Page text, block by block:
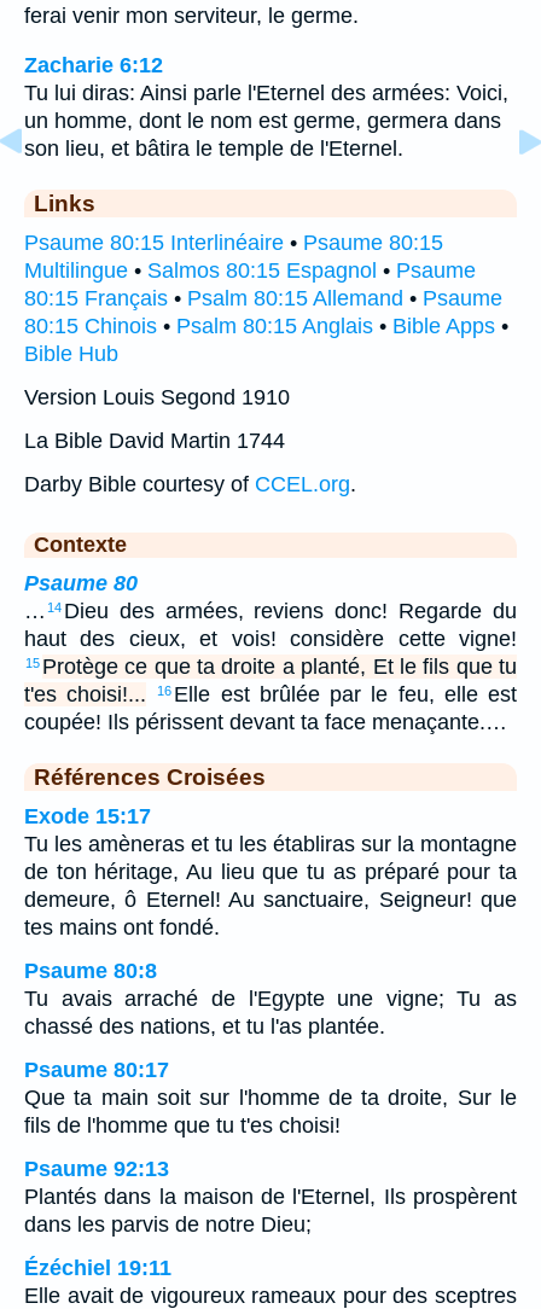
ferai venir mon serviteur, le germe.
Zacharie 6:12
Tu lui diras: Ainsi parle l'Eternel des armées: Voici,
un homme, dont le nom est germe, germera dans
son lieu, et bâtira le temple de l'Eternel.
Links
Psaume 80:15 Interlinéaire • Psaume 80:15
Multilingue • Salmos 80:15 Espagnol • Psaume
80:15 Français • Psalm 80:15 Allemand • Psaume
80:15 Chinois • Psalm 80:15 Anglais • Bible Apps •
Bible Hub
Version Louis Segond 1910
La Bible David Martin 1744
Darby Bible courtesy of CCEL.org.
Contexte
Psaume 80
… 14 Dieu des armées, reviens donc! Regarde du
haut des cieux, et vois! considère cette vigne!
15 Protège ce que ta droite a planté, Et le fils que tu
t'es choisi!...
16 Elle est brûlée par le feu, elle est
coupée! Ils périssent devant ta face menaçante.…
Références Croisées
Exode 15:17
Tu les amèneras et tu les établiras sur la montagne
de ton héritage, Au lieu que tu as préparé pour ta
demeure, ô Eternel! Au sanctuaire, Seigneur! que
tes mains ont fondé.
Psaume 80:8
Tu avais arraché de l'Egypte une vigne; Tu as
chassé des nations, et tu l'as plantée.
Psaume 80:17
Que ta main soit sur l'homme de ta droite, Sur le
fils de l'homme que tu t'es choisi!
Psaume 92:13
Plantés dans la maison de l'Eternel, Ils prospèrent
dans les parvis de notre Dieu;
Ézéchiel 19:11
Elle avait de vigoureux rameaux pour des sceptres